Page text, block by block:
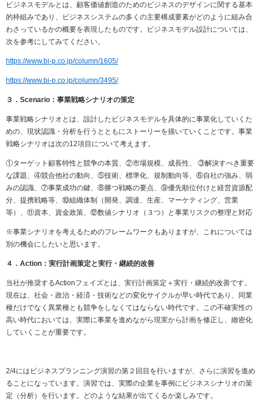
ビジネスモデルとは、顧客価値創造のためのビジネスのデザインに関する基本
的枠組みであり、ビジネスシステムの多くの主要構成要素がどのように組み合
わさっているかの概要を表現したものです。ビジネスモデル設計については、
次を参考にしてみてください。
https://www.bi-p.co.jp/column/1605/
https://www.bi-p.co.jp/column/3495/
３． Scenario ：事業戦略シナリオの策定
事業戦略シナリオとは、設計したビジネスモデルを具体的に事業化していくた
めの、現状認識・分析を行うとともにストーリーを描いていくことです。事業
戦略シナリオは次の12項目について考えます。
①ターゲット顧客特性と競争の本質、②市場規模、成長性、 ③解決すべき重要
な課題、④競合他社の動向、⑤技術、標準化、規制動向等、⑥自社の強み、弱
みの認識、⑦事業成功の鍵、⑧勝つ戦略の要点、⑨優先順位付けと経営資源配
分、提携戦略等、⑩組織体制（開発、調達、生産、マーケティング、営業
等）、⑪資本、資金政策、⑫数値シナリオ（３つ）と事業リスクの整理と対応
※事業シナリオを考えるためのフレームワークもありますが、これについては
別の機会にしたいと思います。
４． Action ：実行計画策定と実行・継続的改善
当社が推奨するActionフェイズとは、実行計画策定＋実行・継続的改善です。
現在は、社会・政治・経済・技術などの変化サイクルが早い時代であり、同業
種だけでなく異業種とも競争をしなくてはならない時代です。この不確実性の
高い時代においては、実際に事業を進めながら現実から計画を修正し、緻密化
していくことが重要です。
2/4にはビジネスプランニング演習の第２回目を行いますが、さらに演習を進め
ることになっています。演習では、実際の企業を事例にビジネスシナリオの策
定（分析）を行います。どのような結果が出てくるか楽しみです。